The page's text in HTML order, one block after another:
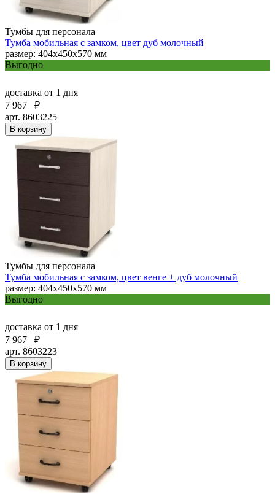
Тумбы для персонала
Тумба мобильная с замком, цвет дуб молочный
размер: 404х450х570 мм
Выгодно
доставка от 1 дня
7 967
₽
арт. 8603225
В корзину
Тумбы для персонала
Тумба мобильная с замком, цвет венге + дуб молочный
размер: 404х450х570 мм
Выгодно
доставка от 1 дня
7 967
₽
арт. 8603223
В корзину